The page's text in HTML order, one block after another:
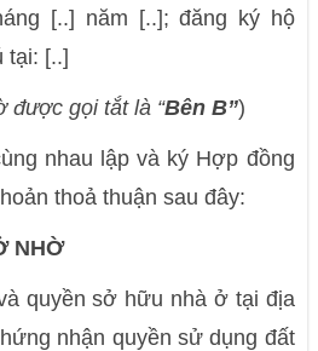
[..] năm [..]; đăng ký hộ
tại: [..]
được gọi tắt là “Bên B”)
nhau lập và ký Hợp đồng
thoả thuận sau đây:
NHỜ
quyền sở hữu nhà ở tại địa
nhận quyền sử dụng đất